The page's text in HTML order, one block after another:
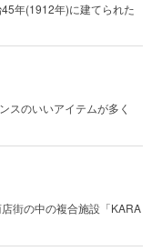
年(1912年)に建てられた
スのいいアイテムが多く
街の中の複合施設「KARA